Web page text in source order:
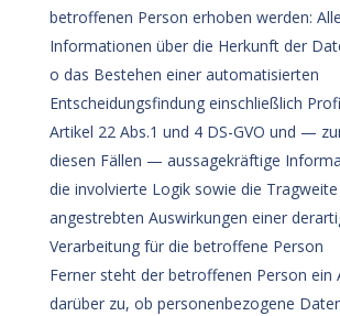
betroffenen Person erhoben werden:
Informationen über die Herkunft der
o das Bestehen einer automatisierten
Entscheidungsfindung einschließlich
Artikel 22 Abs.1 und 4 DS-GVO und —
diesen Fällen — aussagekräftige
die involvierte Logik sowie die
angestrebten Auswirkungen einer
Verarbeitung für die betroffene Person
Ferner steht der betroffenen Person ein
darüber zu, ob personenbezogene